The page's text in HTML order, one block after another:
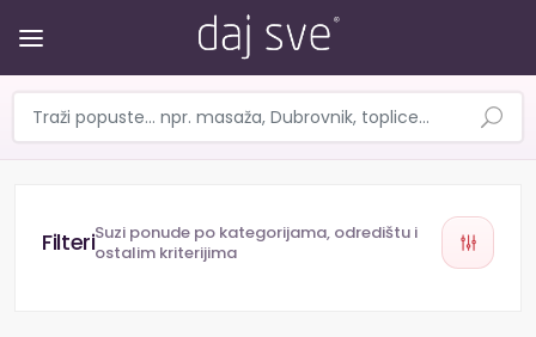
Suzi ponude po kategorijama, odredištu i
ostalim kriterijima